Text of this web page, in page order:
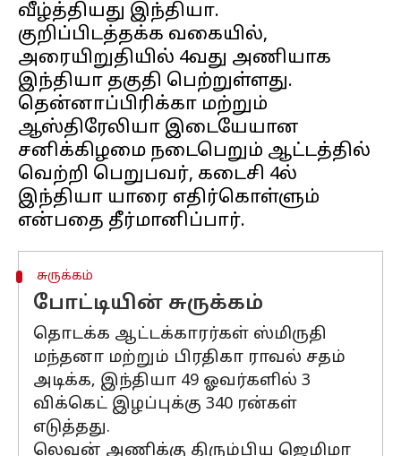
வீழ்த்தியது இந்தியா.
குறிப்பிடத்தக்க வகையில்,
அரையிறுதியில் 4வது அணியாக
இந்தியா தகுதி பெற்றுள்ளது.
தென்னாப்பிரிக்கா மற்றும்
ஆஸ்திரேலியா இடையேயான
சனிக்கிழமை நடைபெறும் ஆட்டத்தில்
வெற்றி பெறுபவர், கடைசி 4ல்
இந்தியா யாரை எதிர்கொள்ளும்
சுருக்கம்
போட்டியின் சுருக்கம்
தொடக்க ஆட்டக்காரர்கள் ஸ்மிருதி
மந்தனா மற்றும் பிரதிகா ராவல் சதம்
அடிக்க, இந்தியா 49 ஓவர்களில் 3
விக்கெட் இழப்புக்கு 340 ரன்கள்
எடுத்தது.
லெவன் அணிக்கு திரும்பிய ஜெமிமா